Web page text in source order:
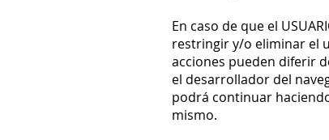
En caso de que el
restringir y/o eliminar el
acciones pueden diferir
el desarrollador del
podrá continuar
mismo.